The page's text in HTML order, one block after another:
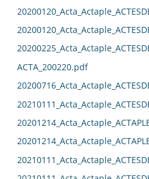
ACTA_200220.pdf